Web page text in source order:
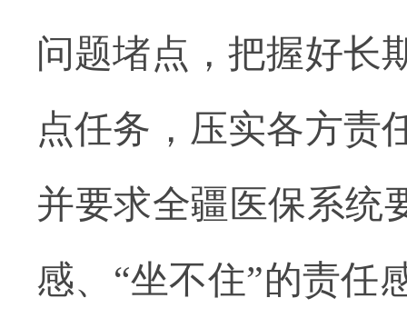
问题堵点，把握好长
点任务，压实各方责
并要求全疆医保系统
感、 “坐不住”的责任